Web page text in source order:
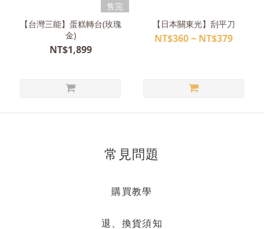
售完
【台灣三能】蛋糕轉台(玫瑰
金)
NT$1,899
【日本關東光】刮平刀
NT$360 ~ NT$379
常見問題
購買教學
退、換貨須知